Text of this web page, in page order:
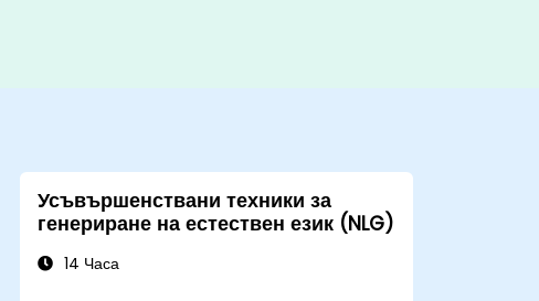
Усъвършенствани техники за
генериране на естествен език (NLG)
14 Часа